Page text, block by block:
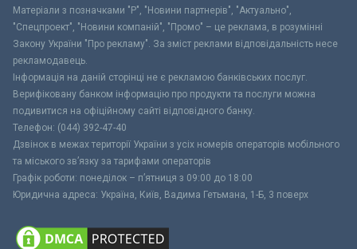
Матеріали з позначками "Р", "Новини партнерів", "Актуально",
"Спецпроект", "Новини компаній", "Промо" – це реклама, в розумінні
Закону України "Про рекламу". За зміст реклами відповідальність несе
рекламодавець.
Інформація на даній сторінці не є рекламою банківських послуг.
Верифіковану банком інформацію про продукти та послуги можна
подивитися на офіційному сайті відповідного банку.
Телефон: (044) 392-47-40
Дзвінок в межах території України з усіх номерів операторів мобільного
та міського зв’язку за тарифами операторів
Графік роботи: понеділок – п’ятниця з 09:00 до 18:00
Юридична адреса: Україна, Київ, Вадима Гетьмана, 1-Б, 3 поверх